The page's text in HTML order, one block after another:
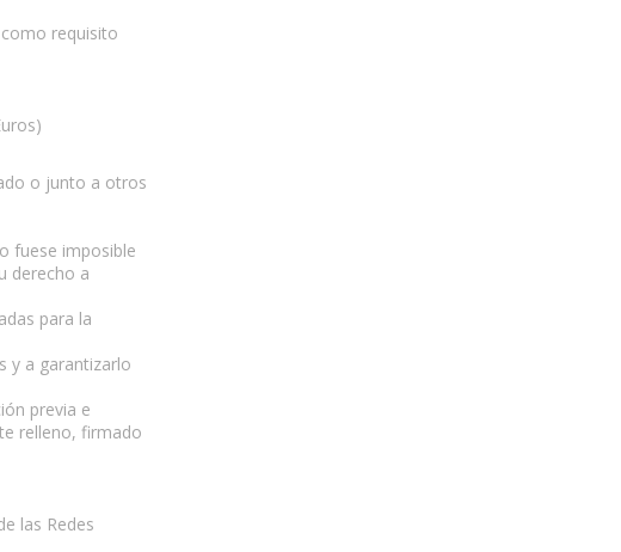
requisito
o junto a otros
fuese imposible
derecho a
para la
y a garantizarlo
previa e
relleno, firmado
las Redes